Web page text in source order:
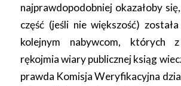
najprawdopodobniej okazałoby
część (jeśli nie większość)
kolejnym nabywcom, których
rękojmia wiary publicznej ksiąg
prawda Komisja Weryfikacyjna